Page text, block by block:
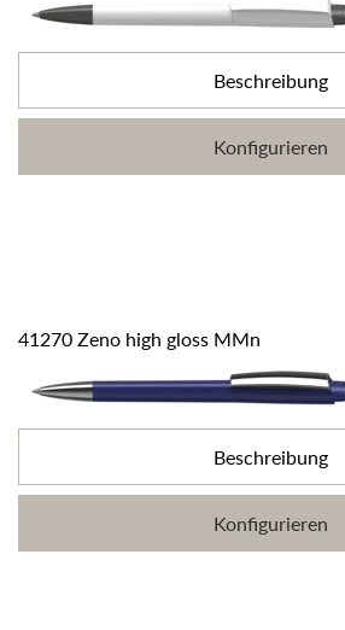
Beschreibung
Konfigurieren
41270 Zeno high gloss MMn
Beschreibung
Konfigurieren